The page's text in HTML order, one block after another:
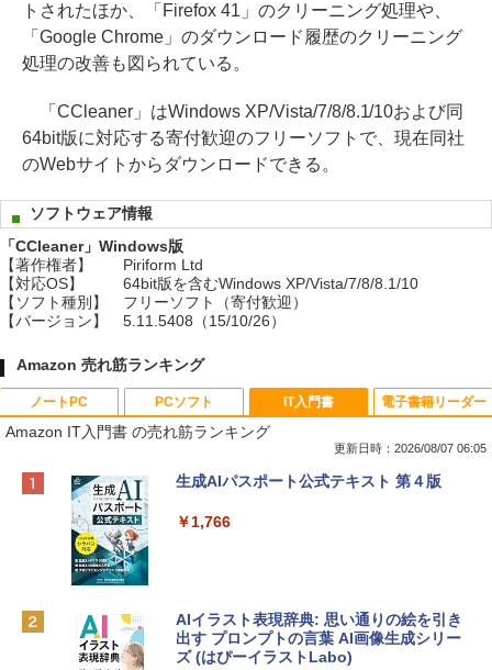
トされたほか、「Firefox 41」のクリーニング処理や、
「Google Chrome」のダウンロード履歴のクリーニング
処理の改善も図られている。
「CCleaner」はWindows XP/Vista/7/8/8.1/10および同
64bit版に対応する寄付歓迎のフリーソフトで、現在同社
のWebサイトからダウンロードできる。
ソフトウェア情報
「CCleaner」Windows版
【著作権者】
Piriform Ltd
【対応OS】
64bit版を含むWindows XP/Vista/7/8/8.1/10
【ソフト種別】
フリーソフト（寄付歓迎）
【バージョン】
5.11.5408（15/10/26）
Amazon 売れ筋ランキング
ノートPC
Apple 2026 MacBook Neo A18 Proチッ
e Intelligence、Liquid Retinaディスプ
￥162,598
PCソフト
Robloxギフトカード - 800 Robux 【限
インゲームコード】 ロブロックス | オン
Microsoft Office Home & Business 202
4(最新 永続版)|オンラインコード版|Wind
IT入門書
Amazon IT入門書 の売れ筋ランキング
更新日時：2026/08/07 06:05
生成AIパスポート公式テキスト 第４版
￥1,766
AIイラスト表現辞典: 思い通りの絵を引き
出す プロンプトの言葉 AI画像生成シリー
ズ (はぴーイラストLabo)
電子書籍リーダー